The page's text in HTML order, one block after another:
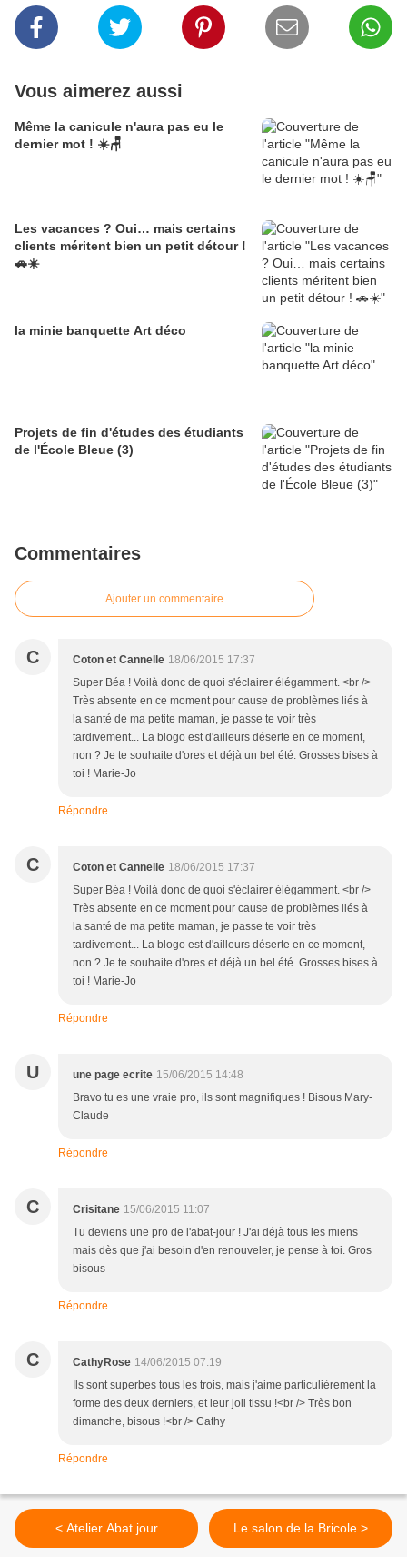
Vous aimerez aussi
Même la canicule n'aura pas eu le
dernier mot ! ☀️🪑
Les vacances ? Oui… mais certains
clients méritent bien un petit détour !
🚗☀️
la minie banquette Art déco
Projets de fin d'études des étudiants
de l'École Bleue (3)
Commentaires
Ajouter un commentaire
C Coton et Cannelle 18/06/2015 17:37
Super Béa ! Voilà donc de quoi s'éclairer élégamment. <br />
Très absente en ce moment pour cause de problèmes liés à
la santé de ma petite maman, je passe te voir très
tardivement... La blogo est d'ailleurs déserte en ce moment,
non ? Je te souhaite d'ores et déjà un bel été. Grosses bises à
toi ! Marie-Jo
Répondre
C Coton et Cannelle 18/06/2015 17:37
Super Béa ! Voilà donc de quoi s'éclairer élégamment. <br />
Très absente en ce moment pour cause de problèmes liés à
la santé de ma petite maman, je passe te voir très
tardivement... La blogo est d'ailleurs déserte en ce moment,
non ? Je te souhaite d'ores et déjà un bel été. Grosses bises à
toi ! Marie-Jo
Répondre
U une page ecrite 15/06/2015 14:48
Bravo tu es une vraie pro, ils sont magnifiques ! Bisous Mary-
Claude
Répondre
C Crisitane 15/06/2015 11:07
Tu deviens une pro de l'abat-jour ! J'ai déjà tous les miens
mais dès que j'ai besoin d'en renouveler, je pense à toi. Gros
bisous
Répondre
C CathyRose 14/06/2015 07:19
Ils sont superbes tous les trois, mais j'aime particulièrement la
forme des deux derniers, et leur joli tissu !<br /> Très bon
dimanche, bisous !<br /> Cathy
Répondre
< Atelier Abat jour Le salon de la Bricole >